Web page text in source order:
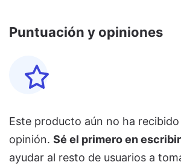
Puntuación y opiniones
Este producto aún no ha
opinión. Sé el primero en escribir
ayudar al resto de usuarios a